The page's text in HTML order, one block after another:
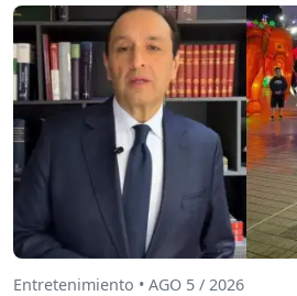
Entretenimiento • AGO 5 / 2026